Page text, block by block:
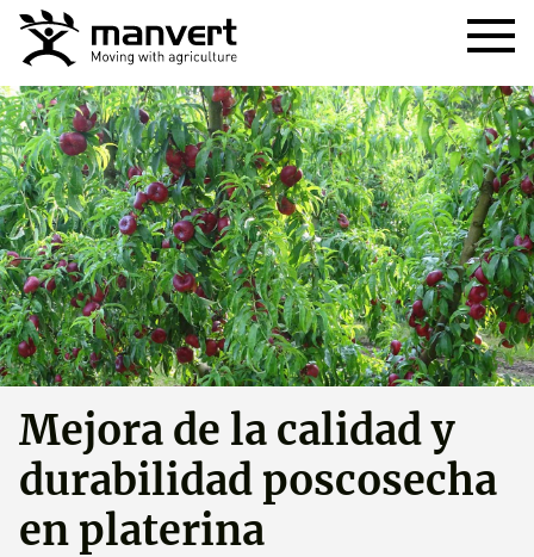
Mejora de la calidad y
durabilidad poscosecha
en platerina